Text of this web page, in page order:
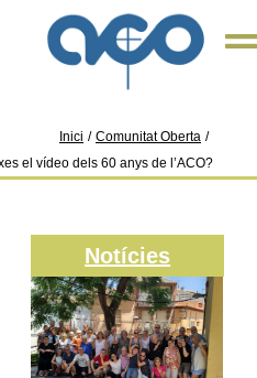
Inici / Comunitat Oberta /
el vídeo dels 60 anys de l’ACO?
Notícies